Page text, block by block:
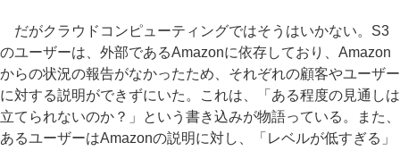
だがクラウドコンピューティングではそうはいかない。S3
のユーザーは、外部であるAmazonに依存しており、Amazon
からの状況の報告がなかったため、それぞれの顧客やユーザー
に対する説明ができずにいた。これは、「ある程度の見通しは
立てられないのか？」という書き込みが物語っている。また、
あるユーザーはAmazonの説明に対し、「レベルが低すぎる」